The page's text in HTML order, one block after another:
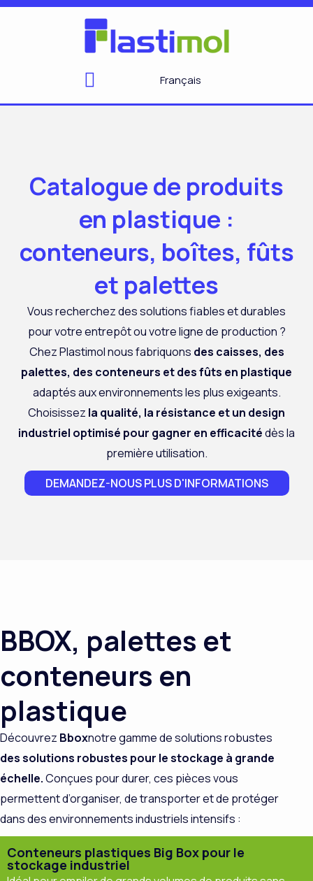
Aller
Français
Catalogue de produits
en plastique :
conteneurs, boîtes, fûts
et palettes
Vous recherchez des solutions fiables et durables
pour votre entrepôt ou votre ligne de production ?
ChezPlastimolnous fabriquons des caisses, des
palettes, des conteneurs et des fûts en plastique
adaptés aux environnements les plus exigeants.
Choisissez la qualité, la résistance et un design
industriel optimisé pour gagner en efficacitédès la
première utilisation.
DEMANDEZ-NOUS PLUS D'INFORMATIONS
BBOX, palettes et
conteneurs en
plastique
Découvrez Bboxnotre gamme de solutions robustes
des solutions robustes pour le stockage à grande
échelle.Conçues pour durer, ces pièces vous
permettent d’organiser, de transporter et de protéger
dans des environnements industriels intensifs :
Conteneurs plastiques Big Box pour le
stockage industriel